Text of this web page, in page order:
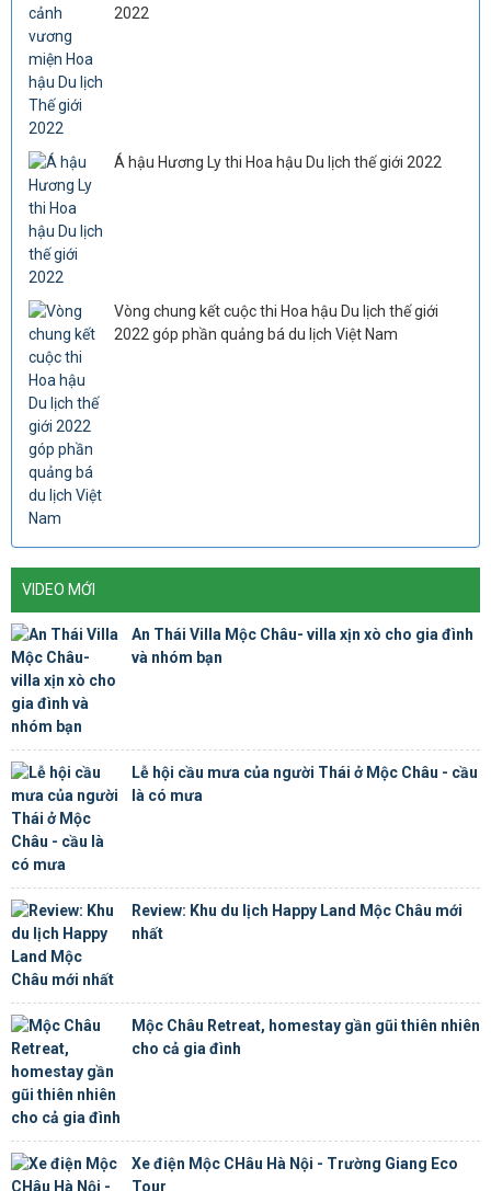
2022
Á hậu Hương Ly thi Hoa hậu Du lịch thế giới 2022
Vòng chung kết cuộc thi Hoa hậu Du lịch thế giới
2022 góp phần quảng bá du lịch Việt Nam
VIDEO MỚI
An Thái Villa Mộc Châu- villa xịn xò cho gia đình
và nhóm bạn
Lễ hội cầu mưa của người Thái ở Mộc Châu - cầu
là có mưa
Review: Khu du lịch Happy Land Mộc Châu mới
nhất
Mộc Châu Retreat, homestay gần gũi thiên nhiên
cho cả gia đình
Xe điện Mộc CHâu Hà Nội - Trường Giang Eco
Tour